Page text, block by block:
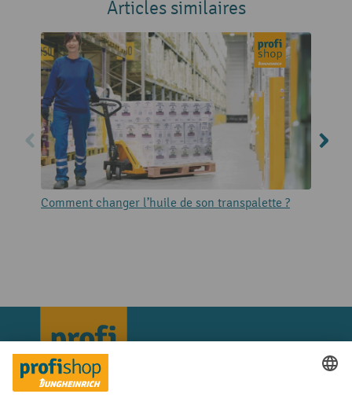
Articles similaires
Comment changer l’huile de son transpalette ?